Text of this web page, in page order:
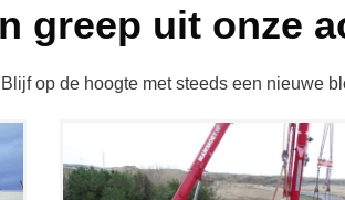
greep uit onze
Blijf op de hoogte met steeds een nieuwe